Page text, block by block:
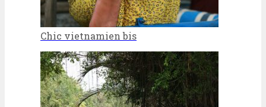
Chic vietnamien bis